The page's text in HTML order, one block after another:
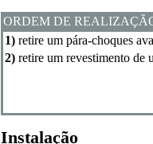
ORDEM DE
1) retire um pára-choques
2) retire um revestimento de
Instalação